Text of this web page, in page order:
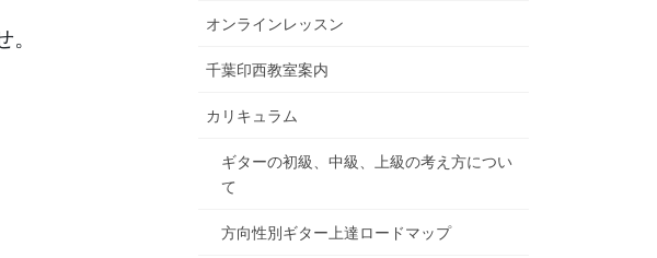
オンラインレッスン
千葉印西教室案内
カリキュラム
ギターの初級、中級、上級の考え方につい
て
方向性別ギター上達ロードマップ